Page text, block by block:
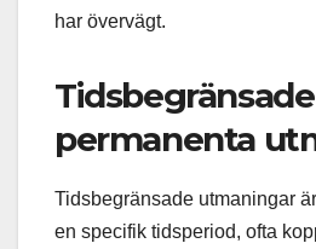
har övervägt.
permanenta
Tidsbegränsade utmaningar
en specifik tidsperiod, ofta